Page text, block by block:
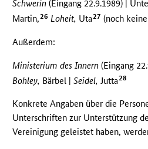
Schwerin (Eingang 22.9.1989) |
Martin,26 Loheit, Uta27 (noch
Außerdem:
Ministerium des Innern (Eingang
Bohley, Bärbel |Seidel, Jutta28
Konkrete Angaben über die
Unterschriften zur Unterstützung
Vereinigung geleistet haben,